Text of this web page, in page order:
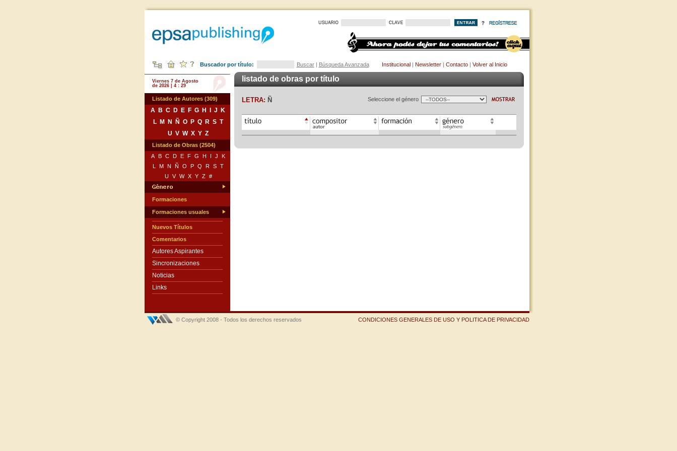
Buscador por título: Buscar| Búsqueda Avanzada Institucional| Newsletter| Contacto| Volver al Inicio
Viernes 7 de Agosto
de 2026 | 4 : 29
Listado de Autores (309)
A B C D E F G H J
K
L
M N Ñ O P Q R S T
U V W X Y Z
Listado de Obras (2504)
A
B C D E F G H I J
K
L
M N Ñ O P Q R S T
U
V W X Y Z #
Formaciones
Formaciones usuales
Nuevos Títulos
Comentarios
Autores Aspirantes
Sincronizaciones
Noticias
Links
listado de obras por título
LETRA: Ñ Seleccione el género
© Copyright 2008 - Todos los derechos reservados CONDICIONES GENERALES DE USO Y POLITICA DE PRIVACIDAD